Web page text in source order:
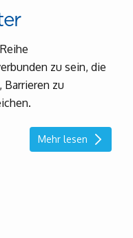
zu sein, die
zu
Mehr lesen